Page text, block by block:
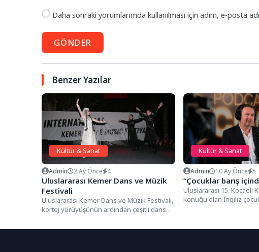
Daha sonraki yorumlarımda kullanılması için adım, e-posta
GÖNDER
Benzer Yazılar
Kültür & Sanat
Admin 2 Ay Önce 4
Uluslararası Kemer Dans ve Müzik
Festivali
Uluslararası Kemer Dans ve Müzik Festivali,
kortej yürüyüşünün ardından çeşitli dans
Kültür & Sanat
Admin 10 Ay Önce 5
“Çocuklar barış
Uluslararası 15. Kocaeli
konuğu olan İngiliz